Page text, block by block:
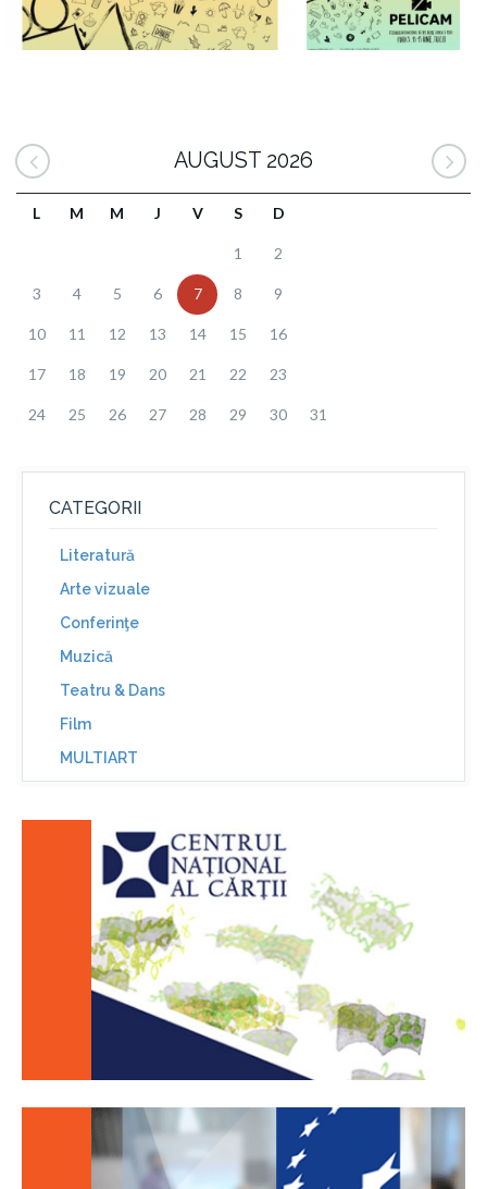
AUGUST 2026
L M M J V S D
1 2
3 4 5 6 7 8 9
10 11 12 13 14 15 16
17 18 19 20 21 22 23
24 25 26 27 28 29 30 31
CATEGORII
Literatură
Arte vizuale
Conferinţe
Muzică
Teatru & Dans
Film
MULTIART